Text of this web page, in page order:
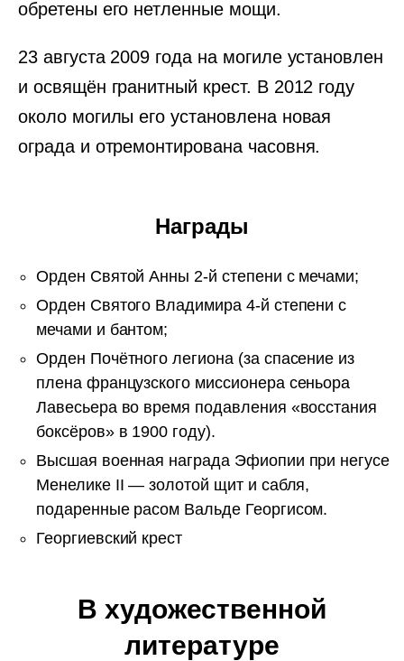
обретены его нетленные мощи.
23 августа 2009 года на могиле установлен
и освящён гранитный крест. В 2012 году
около могилы его установлена новая
ограда и отремонтирована часовня.
Награды
Орден Святой Анны 2-й степени с мечами;
Орден Святого Владимира 4-й степени с
мечами и бантом;
Орден Почётного легиона (за спасение из
плена французского миссионера сеньора
Лавесьера во время подавления «восстания
боксёров» в 1900 году).
Высшая военная награда Эфиопии при негусе
Менелике II — золотой щит и сабля,
подаренные расом Вальде Георгисом.
Георгиевский крест
В художественной
литературе